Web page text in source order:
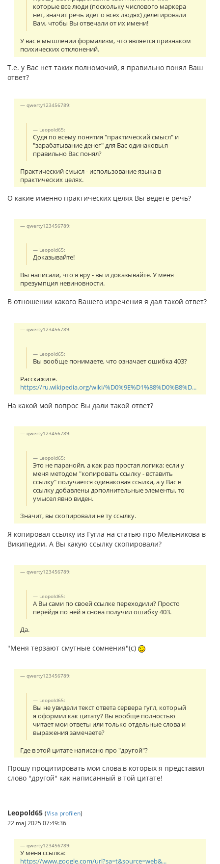
которые все люди (поскольку числового маркера
нет, значит речь идёт о всех людях) делегировали
Вам, чтобы Вы отвечали от их имени!
У вас в мышлении формализм, что является признаком
психических отклонений.
Т.е. у Вас нет таких полномочий, я правильно понял Ваш
ответ?
qwerty123456789:
Leopold65:
Судя по всему понятия "практический смысл" и
"зарабатывание денег" для Вас одинаковы,я
правильно Вас понял?
Практический смысл - использование языка в
практических целях.
О какие именно практических целях Вы ведёте речь?
qwerty123456789:
Leopold65:
Доказывайте!
Вы написали, что я вру - вы и доказывайте. У меня
презумпция невиновности.
В отношении какого Вашего изречения я дал такой ответ?
qwerty123456789:
Leopold65:
Вы вообще понимаете, что означает ошибка 403?
Расскажите.
https://ru.wikipedia.org/wiki/%D0%9E%D1%88%D0%B8%D...
На какой мой вопрос Вы дали такой ответ?
qwerty123456789:
Leopold65:
Это не паранойя, а как раз простая логика: если у
меня методом "копировать ссылку - вставить
ссылку" получается одинаковая ссылка, а у Вас в
ссылку добавлены дополнительные элементы, то
умысел явно виден.
Значит, вы скопировали не ту ссылку.
Я копировал ссылку из Гугла на статью про Мельникова в
Википедии. А Вы какую ссылку скопировали?
qwerty123456789:
Leopold65:
А Вы сами по своей ссылке переходили? Просто
перейдя по ней я снова получил ошибку 403.
Да.
"Меня терзают смутные сомнения"(с)
qwerty123456789:
Leopold65:
Вы не увидели текст ответа сервера гугл, который
я оформил как цитату? Вы вообще полностью
читает мои ответы или только отдельные слова и
выражения замечаете?
Где в этой цитате написано про "другой"?
Прошу процитировать мои слова,в которых я представил
слово "другой" как написанный в той цитате!
Leopold65 (Visa profilen)
22 maj 2025 07:49:36
qwerty123456789:
У меня ссылка:
https://www.google.com/url?sa=t&source=web&...